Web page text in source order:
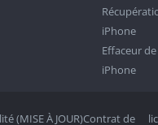
iPhone
Effaceur
iPhone
(MISE À JOUR)Contrat de